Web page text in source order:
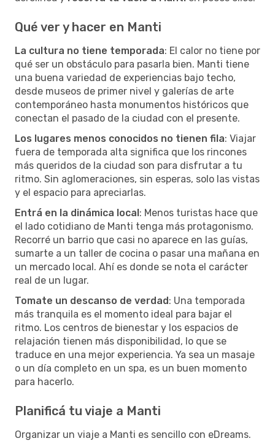
Qué ver y hacer en Manti
La cultura no tiene temporada: El calor no tiene por
qué ser un obstáculo para pasarla bien. Manti tiene
una buena variedad de experiencias bajo techo,
desde museos de primer nivel y galerías de arte
contemporáneo hasta monumentos históricos que
conectan el pasado de la ciudad con el presente.
Los lugares menos conocidos no tienen fila: Viajar
fuera de temporada alta significa que los rincones
más queridos de la ciudad son para disfrutar a tu
ritmo. Sin aglomeraciones, sin esperas, solo las vistas
y el espacio para apreciarlas.
Entrá en la dinámica local: Menos turistas hace que
el lado cotidiano de Manti tenga más protagonismo.
Recorré un barrio que casi no aparece en las guías,
sumarte a un taller de cocina o pasar una mañana en
un mercado local. Ahí es donde se nota el carácter
real de un lugar.
Tomate un descanso de verdad: Una temporada
más tranquila es el momento ideal para bajar el
ritmo. Los centros de bienestar y los espacios de
relajación tienen más disponibilidad, lo que se
traduce en una mejor experiencia. Ya sea un masaje
o un día completo en un spa, es un buen momento
para hacerlo.
Planificá tu viaje a Manti
Organizar un viaje a Manti es sencillo con eDreams.